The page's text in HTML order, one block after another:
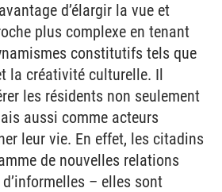
d’élargir la vue et
plus complexe en tenant
constitutifs tels que
la créativité culturelle. Il
les résidents non seulement
aussi comme acteurs
leur vie. En effet, les citadins
de nouvelles relations
– elles sont